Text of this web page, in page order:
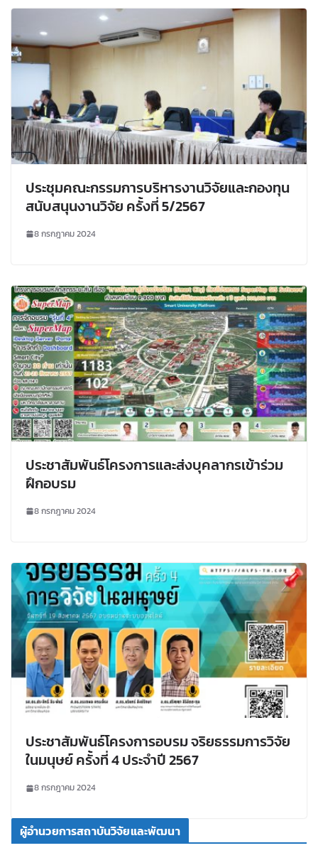
ประชุมคณะกรรมการบริหารงานวิจัยและกองทุน
สนับสนุนงานวิจัย ครั้งที่ 5/2567
8 กรกฎาคม 2024
ประชาสัมพันธ์โครงการและส่งบุคลากรเข้าร่วม
ฝึกอบรม
8 กรกฎาคม 2024
ประชาสัมพันธ์โครงการอบรม จริยธรรมการวิจัย
ในมนุษย์ ครั้งที่ 4 ประจำปี 2567
8 กรกฎาคม 2024
ผู้อำนวยการสถาบันวิจัยและพัฒนา